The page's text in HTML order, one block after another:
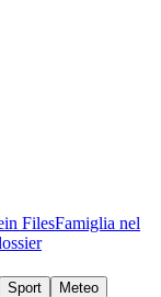
FilesFamiglia nel
Sport
Meteo